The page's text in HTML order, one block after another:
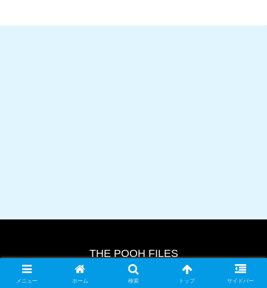
THE POOH FILES
© 2024 THE POOH FILES.
メニュー ホーム 検索 トップ サイドバー